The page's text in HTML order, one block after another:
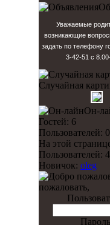
Уважаемые
возникающие
задать по телефону
3-42-51 с
Случайная
Он-
Гостей: 6
Пользователей: 0
На этой
Пользователей:
Новичок: oleg
пожаловать,